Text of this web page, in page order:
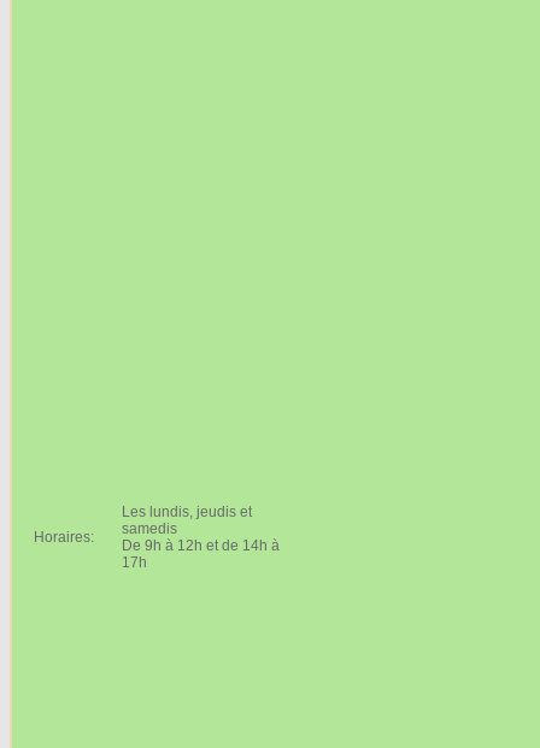
Horaires:
Les lundis, jeudis et
samedis
De 9h à 12h et de 14h à
17h